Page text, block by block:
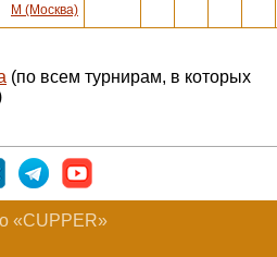
М (Москва)
(по всем турнирам, в которых
«CUPPER»